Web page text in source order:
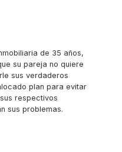
de 35 años,
su pareja no quiere
sus verdaderos
plan para evitar
respectivos
sus problemas.